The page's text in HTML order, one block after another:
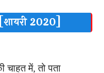
2020]
में, तो पता